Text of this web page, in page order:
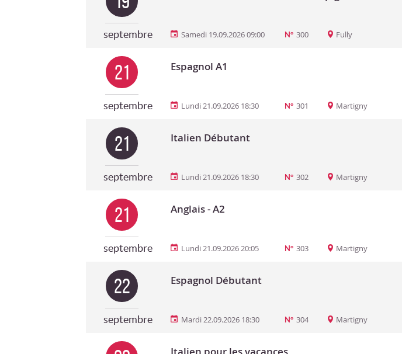
septembre Samedi 19.09.2026 09:00 Fully
N° 300
21
septembre
Espagnol A1
Lundi 21.09.2026 18:30 Martigny
N° 301
21
septembre
Italien Débutant
Lundi 21.09.2026 18:30 Martigny
N° 302
21
septembre
Anglais - A2
Lundi 21.09.2026 20:05 Martigny
N° 303
22
septembre
Espagnol Débutant
Mardi 22.09.2026 18:30 Martigny
N° 304